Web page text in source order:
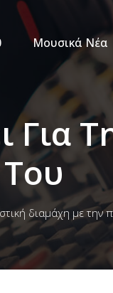
Μουσικά Νέα
διαμάχη με την